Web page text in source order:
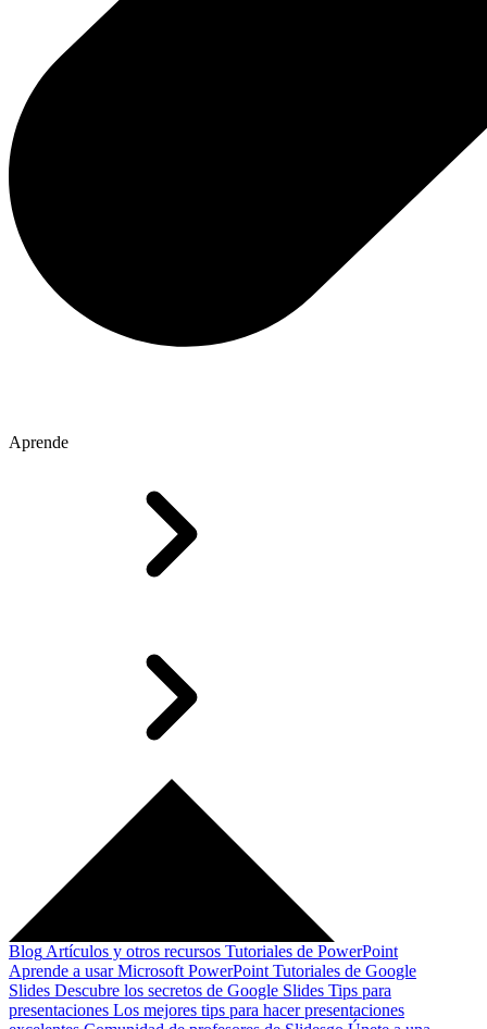
Aprende
Blog Artículos y otros recursos Tutoriales de PowerPoint
Aprende a usar Microsoft PowerPoint Tutoriales de Google
Slides Descubre los secretos de Google Slides Tips para
presentaciones Los mejores tips para hacer presentaciones